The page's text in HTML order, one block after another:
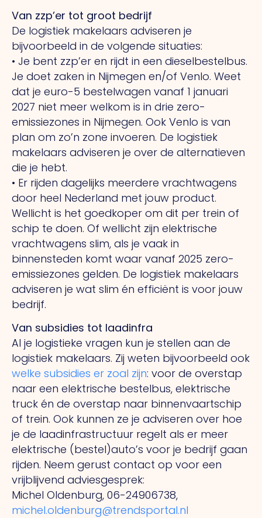
Van zzp’er tot groot bedrijf
De logistiek makelaars adviseren je
bijvoorbeeld in de volgende situaties:
• Je bent zzp’er en rijdt in een dieselbestelbus.
Je doet zaken in Nijmegen en/of Venlo. Weet
dat je euro-5 bestelwagen vanaf 1 januari
2027 niet meer welkom is in drie zero-
emissiezones in Nijmegen. Ook Venlo is van
plan om zo’n zone invoeren. De logistiek
makelaars adviseren je over de alternatieven
die je hebt.
• Er rijden dagelijks meerdere vrachtwagens
door heel Nederland met jouw product.
Wellicht is het goedkoper om dit per trein of
schip te doen. Of wellicht zijn elektrische
vrachtwagens slim, als je vaak in
binnensteden komt waar vanaf 2025 zero-
emissiezones gelden. De logistiek makelaars
adviseren je wat slim én efficiënt is voor jouw
bedrijf.
Van subsidies tot laadinfra
Al je logistieke vragen kun je stellen aan de
logistiek makelaars. Zij weten bijvoorbeeld ook
welke subsidies er zoal zijn: voor de overstap
naar een elektrische bestelbus, elektrische
truck én de overstap naar binnenvaartschip
of trein. Ook kunnen ze je adviseren over hoe
je de laadinfrastructuur regelt als er meer
elektrische (bestel)auto’s voor je bedrijf gaan
rijden. Neem gerust contact op voor een
vrijblijvend adviesgesprek:
Michel Oldenburg, 06-24906738,
michel.oldenburg@trendsportal.nl